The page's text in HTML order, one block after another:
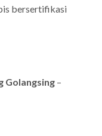
bersertifikasi
Golangsing –